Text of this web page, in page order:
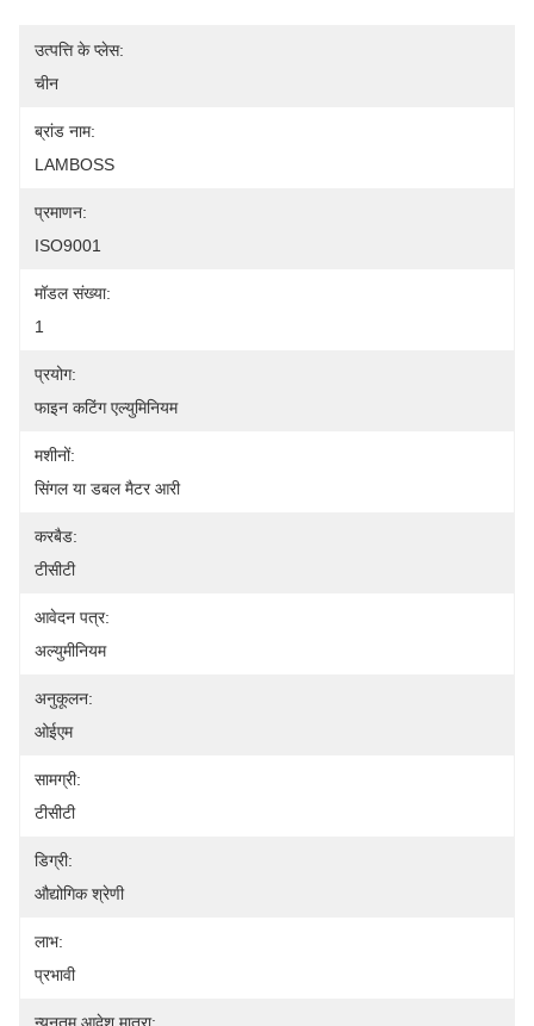
उत्पत्ति के प्लेस:
चीन
ब्रांड नाम:
LAMBOSS
प्रमाणन:
ISO9001
मॉडल संख्या:
1
प्रयोग:
फाइन कटिंग एल्युमिनियम
मशीनों:
सिंगल या डबल मैटर आरी
करबैड:
टीसीटी
आवेदन पत्र:
अल्युमीनियम
अनुकूलन:
ओईएम
सामग्री:
टीसीटी
डिग्री:
औद्योगिक श्रेणी
लाभ:
प्रभावी